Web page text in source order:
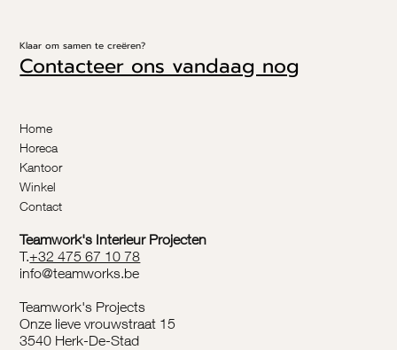
Klaar om samen te creëren?
Contacteer ons vandaag nog
Home
Horeca
Kantoor
Winkel
Contact
Teamwork's Interieur Projecten
T.+32 475 67 10 78
info@teamworks.be
Teamwork's Projects
Onze lieve vrouwstraat 15
3540 Herk-De-Stad